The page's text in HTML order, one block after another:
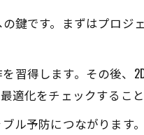
鍵です。まずはプロジ
習得します。その後、
化をチェックすること
ル予防につながります